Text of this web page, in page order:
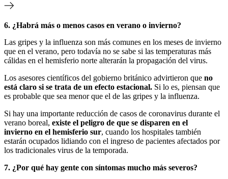
6. ¿Habrá más o menos casos en verano o invierno?
Las gripes y la influenza son más comunes en los meses de invierno
que en el verano, pero todavía no se sabe si las temperaturas más
cálidas en el hemisferio norte alterarán la propagación del virus.
Los asesores científicos del gobierno británico advirtieron que no
está claro si se trata de un efecto estacional. Si lo es, piensan que
es probable que sea menor que el de las gripes y la influenza.
Si hay una importante reducción de casos de coronavirus durante el
verano boreal, existe el peligro de que se disparen en el
invierno en el hemisferio sur, cuando los hospitales también
estarán ocupados lidiando con el ingreso de pacientes afectados por
los tradicionales virus de la temporada.
7. ¿Por qué hay gente con síntomas mucho más severos?